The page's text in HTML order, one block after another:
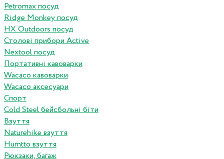
Petromax посуд
Ridge Monkey посуд
HX Outdoors посуд
Столові прибори Active
Nextool посуд
Портативні кавоварки
Wacaco кавоварки
Wacaco аксесуари
Спорт
Cold Steel бейсбольні біти
Взуття
Naturehike взуття
Humtto взуття
Рюкзаки, багаж